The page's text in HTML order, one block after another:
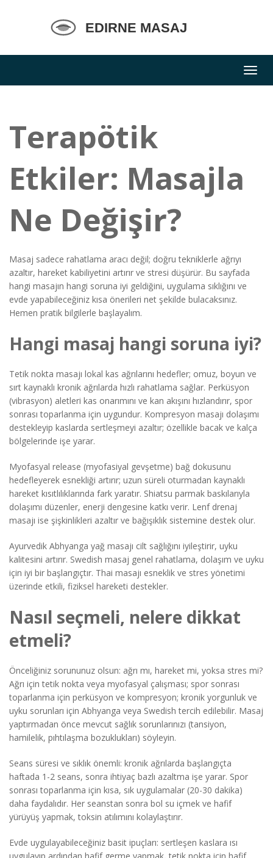
Terapötik
Etkiler: Masajla
Ne Değişir?
Masaj sadece rahatlama aracı değil; doğru tekniklerle ağrıyı
azaltır, hareket kabiliyetini artırır ve stresi düşürür. Bu sayfada
hangi masajın hangi soruna iyi geldiğini, uygulama sıklığını ve
evde yapabileceğiniz kısa önerileri net şekilde bulacaksınız.
Hemen pratik bilgilerle başlayalım.
Hangi masaj hangi soruna iyi?
Tetik nokta masajı lokal kas ağrılarını hedefler; omuz, boyun ve
sırt kaynaklı kronik ağrılarda hızlı rahatlama sağlar. Perküsyon
(vibrasyon) aletleri kas onarımını ve kan akışını hızlandırır, spor
sonrası toparlanma için uygundur. Kompresyon masajı dolaşımı
destekleyip kaslarda sertleşmeyi azaltır; özellikle bacak ve kalça
bölgelerinde işe yarar.
Myofasyal release (myofasiyal gevşetme) bağ dokusunu
hedefleyerek esnekliği artırır; uzun süreli oturmadan kaynaklı
hareket kısıtlılıklarında fark yaratır. Shiatsu parmak baskılarıyla
dolaşımı düzenler, enerji dengesine katkı verir. Lenf drenaj
masajı ise şişkinlikleri azaltır ve bağışıklık sistemine destek olur.
Ayurvedik Abhyanga yağ masajı cilt sağlığını iyileştirir, uyku
kalitesini artırır. Swedish masaj genel rahatlama, dolaşım ve uyku
için iyi bir başlangıçtır. Thai masajı esneklik ve stres yönetimi
üzerinde etkili, fiziksel hareketi destekler.
Nasıl seçmeli, nelere dikkat
etmeli?
Önceliğiniz sorununuz olsun: ağrı mı, hareket mi, yoksa stres mi?
Ağrı için tetik nokta veya myofasyal çalışması; spor sonrası
toparlanma için perküsyon ve kompresyon; kronik yorgunluk ve
uyku sorunları için Abhyanga veya Swedish tercih edilebilir. Masaj
yaptırmadan önce mevcut sağlık sorunlarınızı (tansiyon,
hamilelik, pıhtılaşma bozuklukları) söyleyin.
Seans süresi ve sıklık önemli: kronik ağrılarda başlangıçta
haftada 1-2 seans, sonra ihtiyaç bazlı azaltma işe yarar. Spor
sonrası toparlanma için kısa, sık uygulamalar (20-30 dakika)
daha faydalıdır. Her seanstan sonra bol su içmek ve hafif
yürüyüş yapmak, toksin atılımını kolaylaştırır.
Evde uygulayabileceğiniz basit ipuçları: sertleşen kaslara ısı